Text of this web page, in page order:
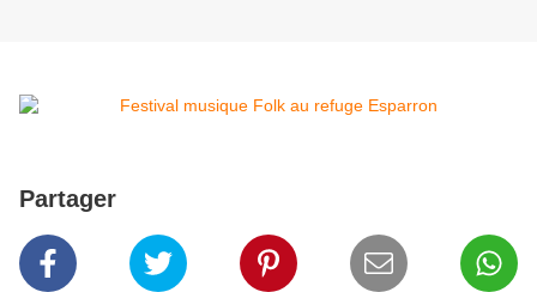
Partager